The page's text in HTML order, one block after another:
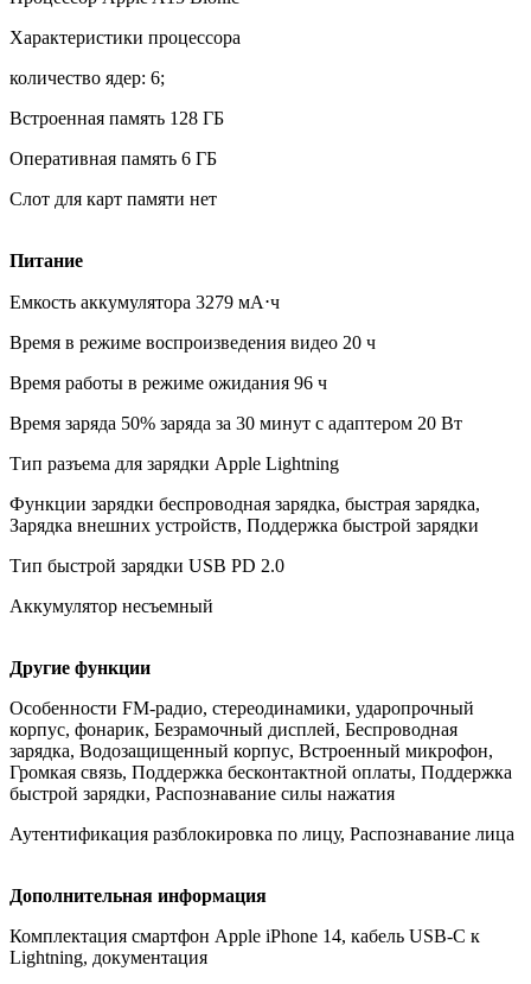
Характеристики процессора
количество ядер: 6;
Встроенная память 128 ГБ
Оперативная память 6 ГБ
Слот для карт памяти нет
Питание
Емкость аккумулятора 3279 мА⋅ч
Время в режиме воспроизведения видео 20 ч
Время работы в режиме ожидания 96 ч
Время заряда 50% заряда за 30 минут с адаптером 20 Вт
Тип разъема для зарядки Apple Lightning
Функции зарядки беспроводная зарядка, быстрая зарядка,
Зарядка внешних устройств, Поддержка быстрой зарядки
Тип быстрой зарядки USB PD 2.0
Аккумулятор несъемный
Другие функции
Особенности FM-радио, стереодинамики, ударопрочный
корпус, фонарик, Безрамочный дисплей, Беспроводная
зарядка, Водозащищенный корпус, Встроенный микрофон,
Громкая связь, Поддержка бесконтактной оплаты, Поддержка
быстрой зарядки, Распознавание силы нажатия
Аутентификация разблокировка по лицу, Распознавание лица
Дополнительная информация
Комплектация смартфон Apple iPhone 14, кабель USB-C к
Lightning, документация